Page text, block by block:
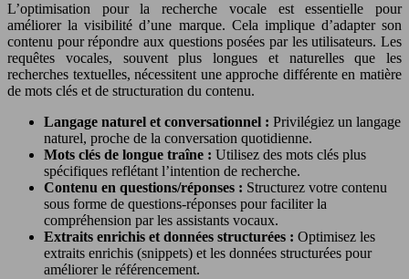
L’optimisation pour la recherche vocale est essentielle pour
améliorer la visibilité d’une marque. Cela implique d’adapter son
contenu pour répondre aux questions posées par les utilisateurs. Les
requêtes vocales, souvent plus longues et naturelles que les
recherches textuelles, nécessitent une approche différente en matière
de mots clés et de structuration du contenu.
Langage naturel et conversationnel : Privilégiez un langage
naturel, proche de la conversation quotidienne.
Mots clés de longue traîne : Utilisez des mots clés plus
spécifiques reflétant l’intention de recherche.
Contenu en questions/réponses : Structurez votre contenu
sous forme de questions-réponses pour faciliter la
compréhension par les assistants vocaux.
Extraits enrichis et données structurées : Optimisez les
extraits enrichis (snippets) et les données structurées pour
améliorer le référencement.